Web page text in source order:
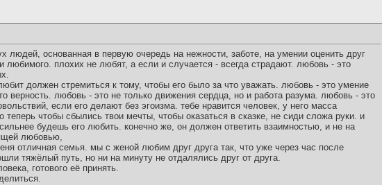
людей, основанная в первую очередь на нежности, заботе, на умении оценить друг
любимого. плохих не любят, а если и случается - всегда страдают. любовь - это
должен стремиться к тому, чтобы его было за что уважать. любовь - это умение
верность. любовь - это не только движения сердца, но и работа разума. любовь - это
если его делают без эгоизма. тебе нравится человек, у него масса
чтобы сбылись твои мечты, чтобы оказаться в сказке, не сиди сложа руки. и
будешь его любить. конечно же, он должен ответить взаимностью, и не на
любовью,
отличная семья. мы с женой любим друг друга так, что уже через час после
тяжёлый путь, но ни на минуту не отдалялись друг от друга.
готового её принять.